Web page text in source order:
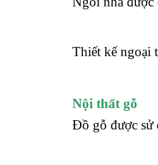
Thiết kế ngoại
Nội thất gỗ
Đồ gỗ được sử